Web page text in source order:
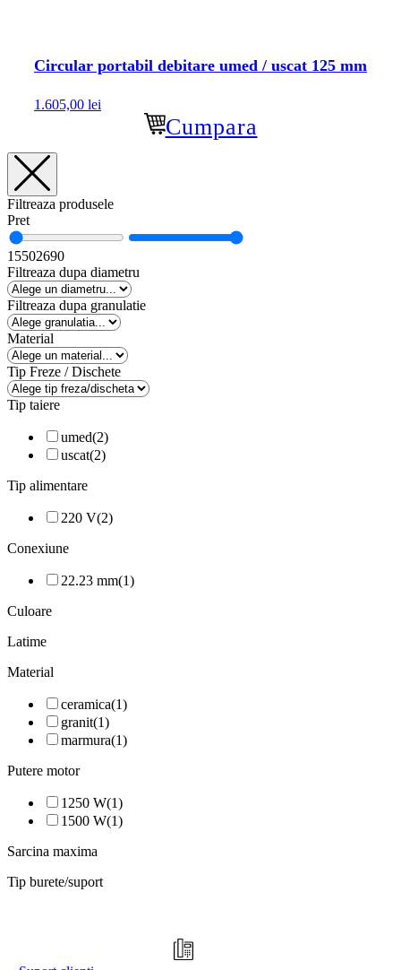
Circular portabil debitare umed / uscat 125 mm
1.605,00 lei
Cumpara
Filtreaza produsele
Pret
15502690
Filtreaza dupa diametru
Filtreaza dupa granulatie
Material
Tip Freze / Dischete
Tip taiere
umed(2)
uscat(2)
Tip alimentare
220 V(2)
Conexiune
22.23 mm(1)
Culoare
Latime
Material
ceramica(1)
granit(1)
marmura(1)
Putere motor
1250 W(1)
1500 W(1)
Sarcina maxima
Tip burete/suport